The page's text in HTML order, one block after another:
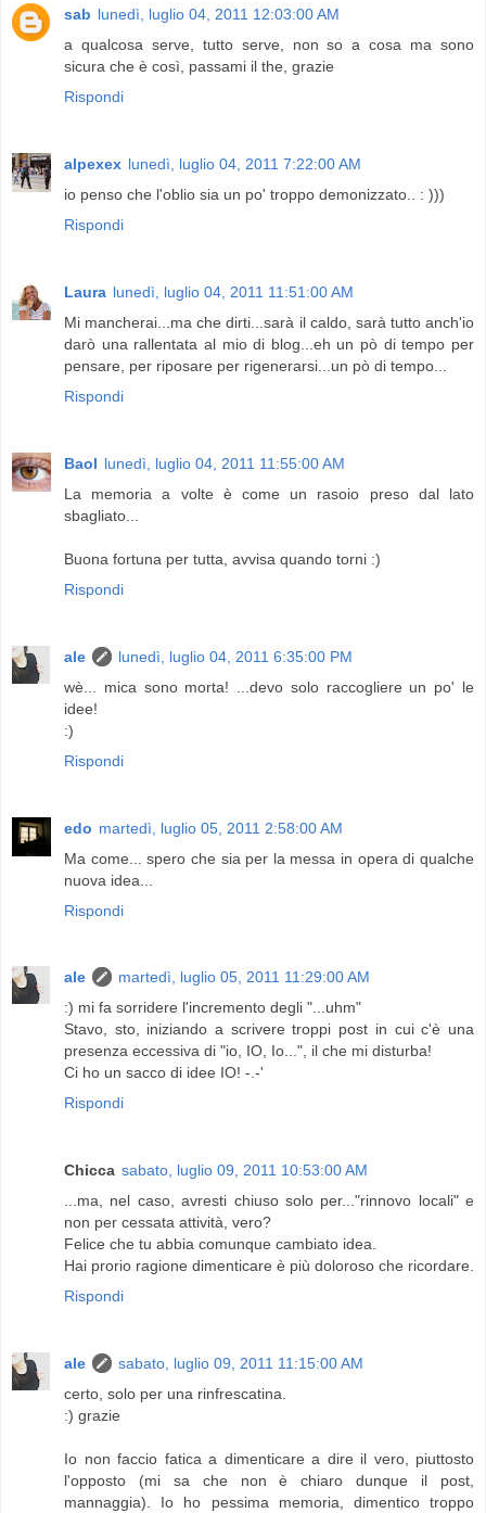
sab lunedì, luglio 04, 2011 12:03:00 AM
a qualcosa serve, tutto serve, non so a cosa ma sono
sicura che è così, passami il the, grazie
Rispondi
alpexex lunedì, luglio 04, 2011 7:22:00 AM
io penso che l'oblio sia un po' troppo demonizzato.. : )))
Rispondi
Laura lunedì, luglio 04, 2011 11:51:00 AM
Mi mancherai...ma che dirti...sarà il caldo, sarà tutto anch'io
darò una rallentata al mio di blog...eh un pò di tempo per
pensare, per riposare per rigenerarsi...un pò di tempo...
Rispondi
Baol lunedì, luglio 04, 2011 11:55:00 AM
La memoria a volte è come un rasoio preso dal lato
sbagliato...
Buona fortuna per tutta, avvisa quando torni :)
Rispondi
ale
lunedì, luglio 04, 2011 6:35:00 PM
wè... mica sono morta! ...devo solo raccogliere un po' le
idee!
:)
Rispondi
edo martedì, luglio 05, 2011 2:58:00 AM
Ma come... spero che sia per la messa in opera di qualche
nuova idea...
Rispondi
ale
martedì, luglio 05, 2011 11:29:00 AM
:) mi fa sorridere l'incremento degli "...uhm"
Stavo, sto, iniziando a scrivere troppi post in cui c'è una
presenza eccessiva di "io, IO, Io...", il che mi disturba!
Ci ho un sacco di idee IO! -.-'
Rispondi
Chicca sabato, luglio 09, 2011 10:53:00 AM
...ma, nel caso, avresti chiuso solo per..."rinnovo locali" e
non per cessata attività, vero?
Felice che tu abbia comunque cambiato idea.
Hai prorio ragione dimenticare è più doloroso che ricordare.
Rispondi
ale
sabato, luglio 09, 2011 11:15:00 AM
certo, solo per una rinfrescatina.
:) grazie
Io non faccio fatica a dimenticare a dire il vero, piuttosto
l'opposto (mi sa che non è chiaro dunque il post,
mannaggia). Io ho pessima memoria, dimentico troppo